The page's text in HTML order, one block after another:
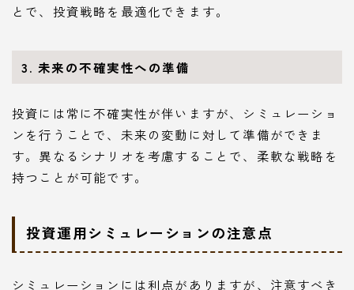
とで、投資戦略を最適化できます。
3. 未来の不確実性への準備
投資には常に不確実性が伴いますが、シミュレーショ
ンを行うことで、未来の変動に対して準備ができま
す。異なるシナリオを考慮することで、柔軟な戦略を
持つことが可能です。
投資運用シミュレーションの注意点
シミュレーションには利点がありますが、注意すべき